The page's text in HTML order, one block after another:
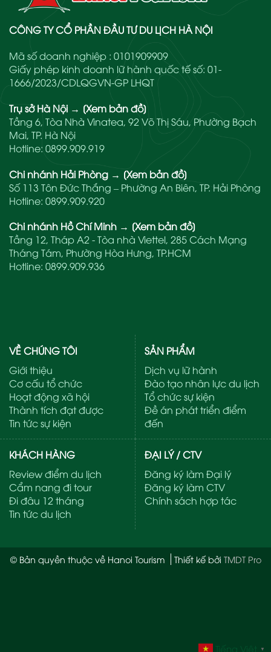
CÔNG TY CỔ PHẦN ĐẦU TƯ DU LỊCH HÀ NỘI
Mã số doanh nghiệp : 0101909909
Giấy phép kinh doanh lữ hành quốc tế số: 01-
1666/2023/CDLQGVN-GP LHQT
Trụ sở Hà Nội → [Xem bản đồ]
Tầng 6, Tòa Nhà Vinatea, 92 Võ Thị Sáu, Phường Bạch
Mai, TP. Hà Nội
Hotline: 0899.909.919
Chi nhánh Hải Phòng → [Xem bản đồ]
Số 113 Tôn Đức Thắng – Phường An Biên, TP. Hải Phòng
Hotline: 0899.909.920
Chi nhánh Hồ Chí Minh → [Xem bản đồ]
Tầng 12, Tháp A2 - Tòa nhà Viettel, 285 Cách Mạng
Tháng Tám, Phường Hòa Hưng, TP.HCM
Hotline: 0899.909.936
VỀ CHÚNG TÔI
Giới thiệu
Cơ cấu tổ chức
Hoạt động xã hội
Thành tích đạt được
Tin tức sự kiện
SẢN PHẨM
Dịch vụ lữ hành
Đào tạo nhân lực du lịch
Tổ chức sự kiện
Đề án phát triển điểm
đến
KHÁCH HÀNG
Review điểm du lịch
Cẩm nang đi tour
Đi đâu 12 tháng
Tin tức du lịch
ĐẠI LÝ / CTV
Đăng ký làm Đại lý
Đăng ký làm CTV
Chính sách hợp tác
© Bản quyền thuộc về Hanoi Tourism Thiết kế bởi TMDT Pro
Tiếng Việt ▼